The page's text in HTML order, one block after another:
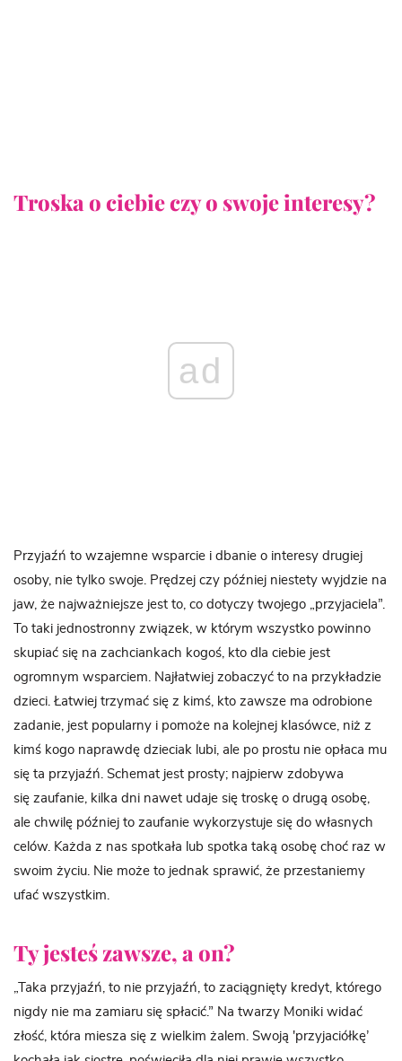
Troska o ciebie czy o swoje interesy?
ad
Przyjaźń to wzajemne wsparcie i dbanie o interesy drugiej
osoby, nie tylko swoje. Prędzej czy później niestety wyjdzie na
jaw, że najważniejsze jest to, co dotyczy twojego „przyjaciela”.
To taki jednostronny związek, w którym wszystko powinno
skupiać się na zachciankach kogoś, kto dla ciebie jest
ogromnym wsparciem. Najłatwiej zobaczyć to na przykładzie
dzieci. Łatwiej trzymać się z kimś, kto zawsze ma odrobione
zadanie, jest popularny i pomoże na kolejnej klasówce, niż z
kimś kogo naprawdę dzieciak lubi, ale po prostu nie opłaca mu
się ta przyjaźń. Schemat jest prosty; najpierw zdobywa
się zaufanie, kilka dni nawet udaje się troskę o drugą osobę,
ale chwilę później to zaufanie wykorzystuje się do własnych
celów. Każda z nas spotkała lub spotka taką osobę choć raz w
swoim życiu. Nie może to jednak sprawić, że przestaniemy
ufać wszystkim.
Ty jesteś zawsze, a on?
„Taka przyjaźń, to nie przyjaźń, to zaciągnięty kredyt, którego
nigdy nie ma zamiaru się spłacić.” Na twarzy Moniki widać
złość, która miesza się z wielkim żalem. Swoją 'przyjaciółkę’